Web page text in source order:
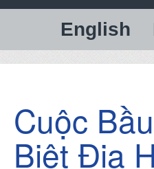
English
Cuộc
Biệt Địa